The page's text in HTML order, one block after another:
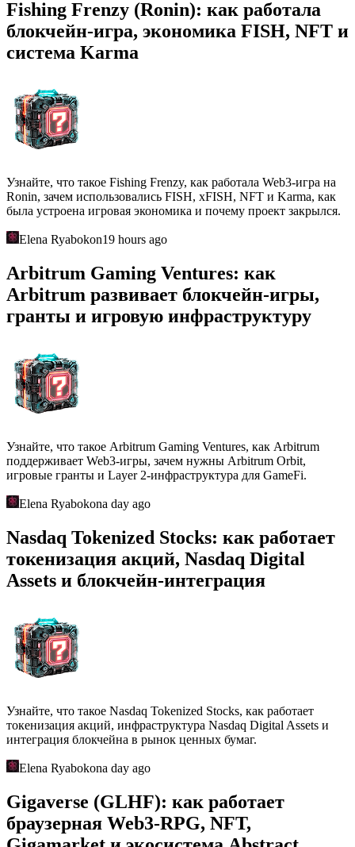
Fishing Frenzy (Ronin): как работала
блокчейн-игра, экономика FISH, NFT и
система Karma
Узнайте, что такое Fishing Frenzy, как работала Web3-игра на
Ronin, зачем использовались FISH, xFISH, NFT и Karma, как
была устроена игровая экономика и почему проект закрылся.
Elena Ryabokon19 hours ago
Arbitrum Gaming Ventures: как
Arbitrum развивает блокчейн-игры,
гранты и игровую инфраструктуру
Узнайте, что такое Arbitrum Gaming Ventures, как Arbitrum
поддерживает Web3-игры, зачем нужны Arbitrum Orbit,
игровые гранты и Layer 2-инфраструктура для GameFi.
Elena Ryabokona day ago
Nasdaq Tokenized Stocks: как работает
токенизация акций, Nasdaq Digital
Assets и блокчейн-интеграция
Узнайте, что такое Nasdaq Tokenized Stocks, как работает
токенизация акций, инфраструктура Nasdaq Digital Assets и
интеграция блокчейна в рынок ценных бумаг.
Elena Ryabokona day ago
Gigaverse (GLHF): как работает
браузерная Web3-RPG, NFT,